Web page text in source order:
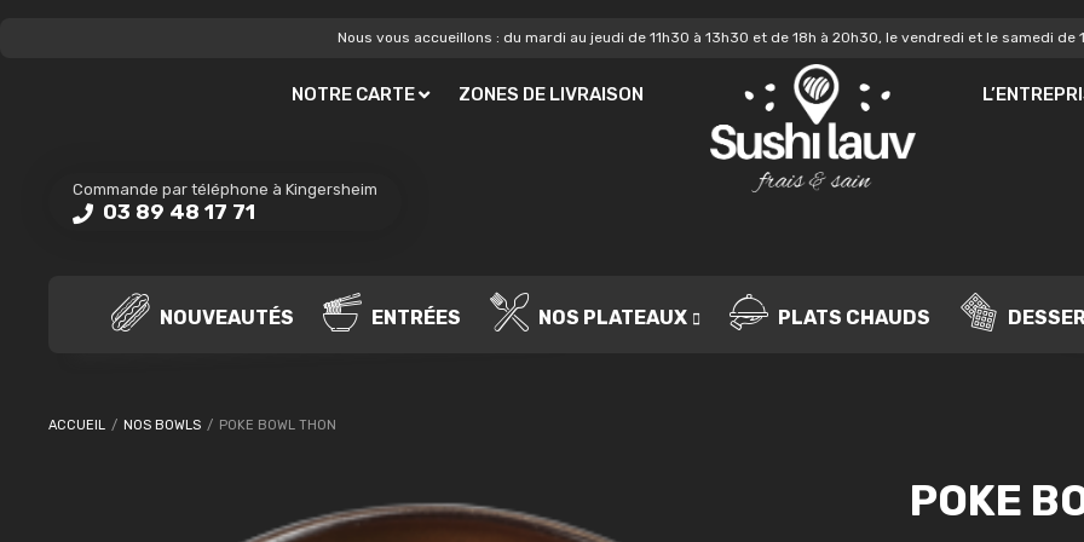
Nous vous accueillons : du mardi au jeudi de 11h30 à 13h30 et de 18h à 20h30, le vendredi et le samedi de
NOTRE CARTE ZONES DE LIVRAISON
Commande par téléphone à Kingersheim
03 89 48 17 71
MOT DE PASSE
SE SOUVENIR DE MOI
NOUVEAUTÉS ENTRÉES NOS PLATEAUX PLATS CHAUDS
ACCUEIL / NOS BOWLS / POKE BOWL THON
POKE